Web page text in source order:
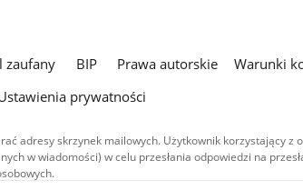
zaufany BIP Prawa autorskie Warunki
prywatności
adresy skrzynek mailowych. Użytkownik korzystający
w wiadomości) w celu przesłania odpowiedzi na